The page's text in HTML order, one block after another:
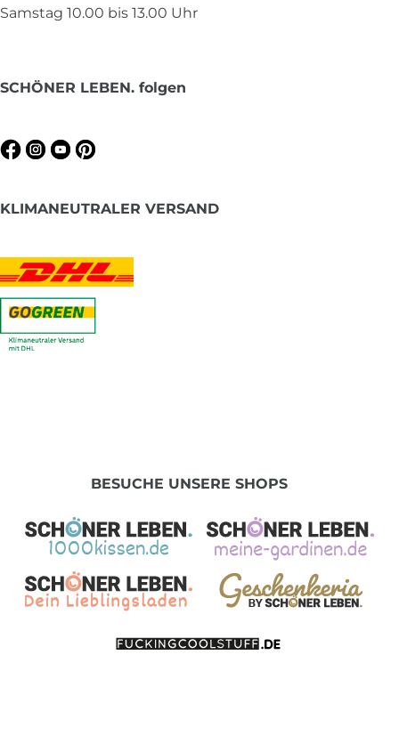
Samstag 10.00 bis 13.00 Uhr
SCHÖNER LEBEN. folgen
KLIMANEUTRALER VERSAND
BESUCHE UNSERE SHOPS